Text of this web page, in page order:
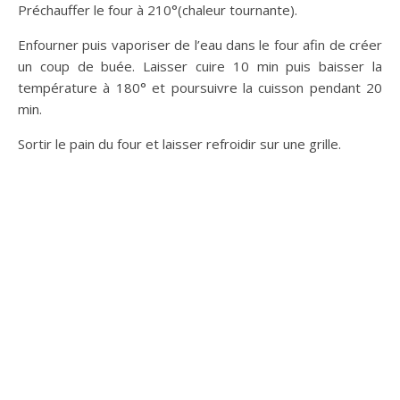
Préchauffer le four à 210°(chaleur tournante).
Enfourner puis vaporiser de l’eau dans le four afin de créer
un coup de buée. Laisser cuire 10 min puis baisser la
température à 180° et poursuivre la cuisson pendant 20
min.
Sortir le pain du four et laisser refroidir sur une grille.